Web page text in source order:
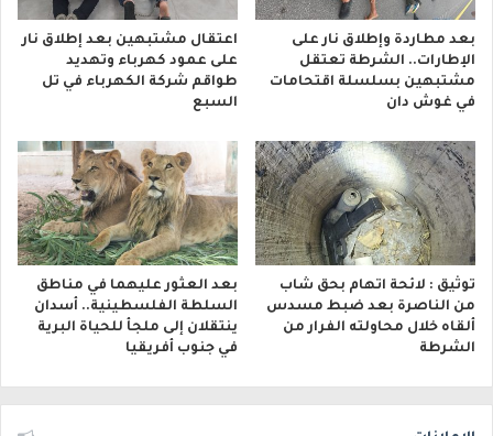
بعد مطاردة وإطلاق نار على
الإطارات.. الشرطة تعتقل
مشتبهين بسلسلة اقتحامات
في غوش دان
اعتقال مشتبهين بعد إطلاق نار
على عمود كهرباء وتهديد
طواقم شركة الكهرباء في تل
السبع
توثيق : لائحة اتهام بحق شاب
من الناصرة بعد ضبط مسدس
ألقاه خلال محاولته الفرار من
الشرطة
بعد العثور عليهما في مناطق
السلطة الفلسطينية.. أسدان
ينتقلان إلى ملجأ للحياة البرية
في جنوب أفريقيا